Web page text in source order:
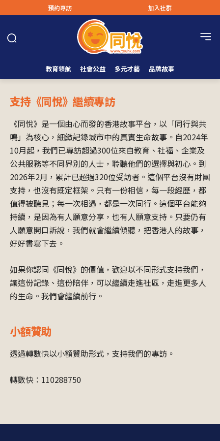
預約專訪 加入社群
教育領航 社會公益 多元才藝 品牌故事
支持《同悅》繼續專訪
《同悅》是一個由心而發的香港故事平台，以「同行與共
鳴」為核心，細緻記錄城市中的真實生命故事。自2024年
10月起，我們已專訪超過300位來自教育、社福、企業及
公共服務等不同界別的人士，聆聽他們的選擇與初心。到
2026年2月，累計已超過320位受訪者。這個平台沒有財團
支持，也沒有既定框架。只有一份相信，每一段經歷，都
值得被聽見；每一次相遇，都是一次同行。這個平台能夠
持續，是因為有人願意分享，也有人願意支持。只要仍有
人願意開口訴說，我們就會繼續傾聽，把香港人的故事，
好好書寫下去。
如果你認同《同悅》的價值，歡迎以不同形式支持我們，
讓這份記錄、這份陪伴，可以繼續走進社區，走進更多人
的生命。我們會繼續前行。
小額贊助
透過轉數快以小額贊助形式，支持我們的專訪。
轉數快：110288750